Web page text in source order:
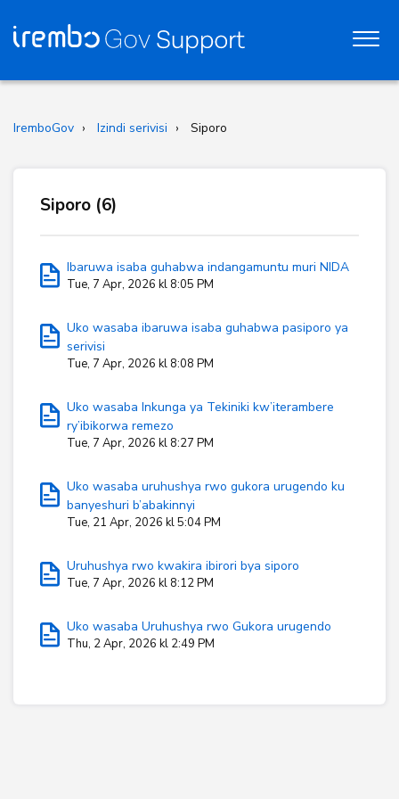
IremboGov Izindi serivisi Siporo
Siporo (6)
Ibaruwa isaba guhabwa indangamuntu muri NIDA
Tue, 7 Apr, 2026 kl 8:05 PM
Uko wasaba ibaruwa isaba guhabwa pasiporo ya
serivisi
Tue, 7 Apr, 2026 kl 8:08 PM
Uko wasaba Inkunga ya Tekiniki kw’iterambere
ry’ibikorwa remezo
Tue, 7 Apr, 2026 kl 8:27 PM
Uko wasaba uruhushya rwo gukora urugendo ku
banyeshuri b’abakinnyi
Tue, 21 Apr, 2026 kl 5:04 PM
Uruhushya rwo kwakira ibirori bya siporo
Tue, 7 Apr, 2026 kl 8:12 PM
Uko wasaba Uruhushya rwo Gukora urugendo
Thu, 2 Apr, 2026 kl 2:49 PM